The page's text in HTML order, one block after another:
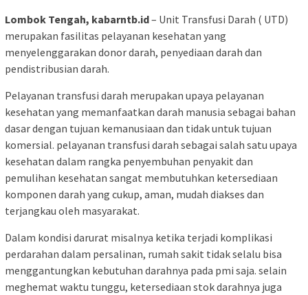
Lombok Tengah, kabarntb.id– Unit Transfusi Darah ( UTD)
merupakan fasilitas pelayanan kesehatan yang
menyelenggarakan donor darah, penyediaan darah dan
pendistribusian darah.
Pelayanan transfusi darah merupakan upaya pelayanan
kesehatan yang memanfaatkan darah manusia sebagai bahan
dasar dengan tujuan kemanusiaan dan tidak untuk tujuan
komersial. pelayanan transfusi darah sebagai salah satu upaya
kesehatan dalam rangka penyembuhan penyakit dan
pemulihan kesehatan sangat membutuhkan ketersediaan
komponen darah yang cukup, aman, mudah diakses dan
terjangkau oleh masyarakat.
Dalam kondisi darurat misalnya ketika terjadi komplikasi
perdarahan dalam persalinan, rumah sakit tidak selalu bisa
menggantungkan kebutuhan darahnya pada pmi saja. selain
meghemat waktu tunggu, ketersediaan stok darahnya juga